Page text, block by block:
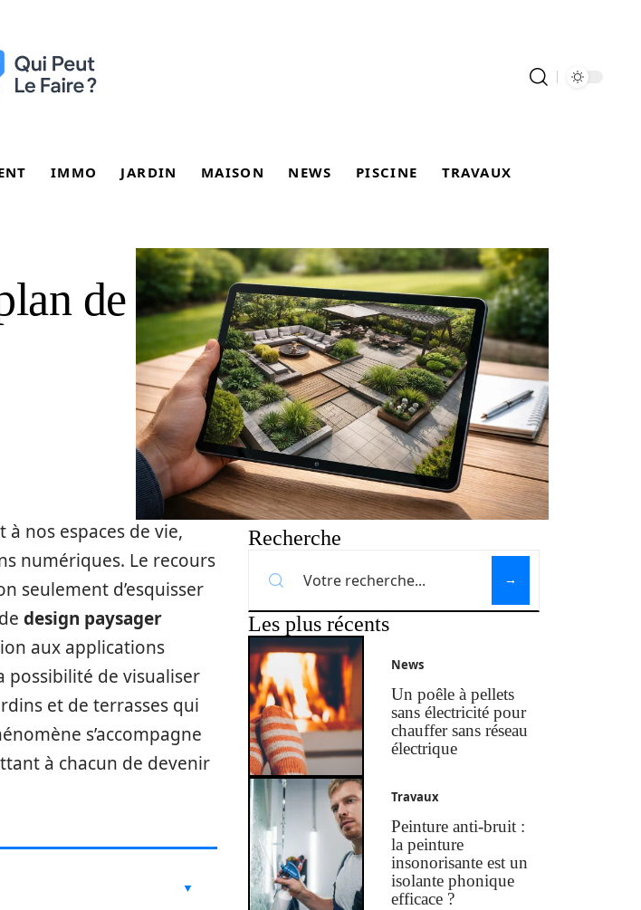
IMMO JARDIN MAISON NEWS PISCINE TRAVAUX
de
nos espaces de vie,
numériques. Le recours
seulement d’esquisser
design paysager
aux applications
possibilité de visualiser
et de terrasses qui
s’accompagne
à chacun de devenir
Recherche
Les plus récents
News
Un poêle à pellets
sans électricité pour
chauffer sans réseau
électrique
Travaux
Peinture anti-bruit :
la peinture
insonorisante est un
isolante phonique
efficace ?